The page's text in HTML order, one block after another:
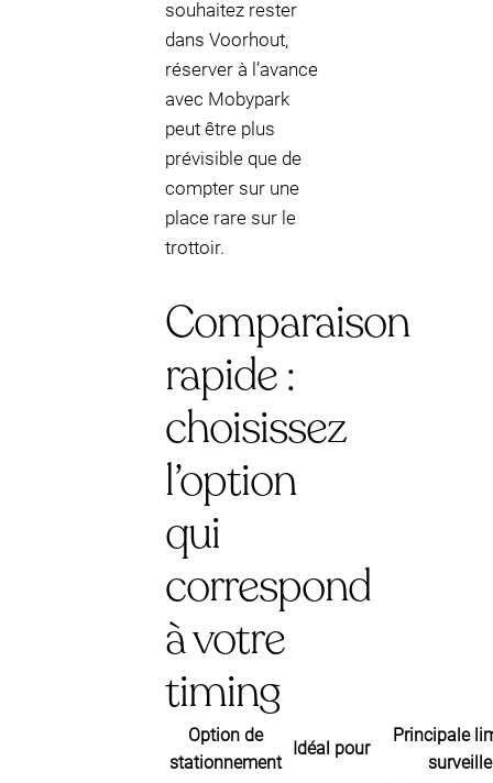
souhaitez rester
dans Voorhout,
réserver à l’avance
avec Mobypark
peut être plus
prévisible que de
compter sur une
place rare sur le
trottoir.
Comparaison
rapide :
choisissez
l’option
qui
correspond
à votre
timing
Option de
stationnement
Idéal pour
Principale